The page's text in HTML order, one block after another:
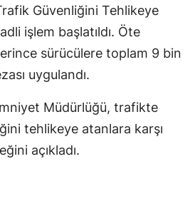
Güvenliğini Tehlikeye
işlem başlatıldı. Öte
sürücülere toplam 9 bin
uygulandı.
Müdürlüğü, trafikte
tehlikeye atanlara karşı
açıkladı.